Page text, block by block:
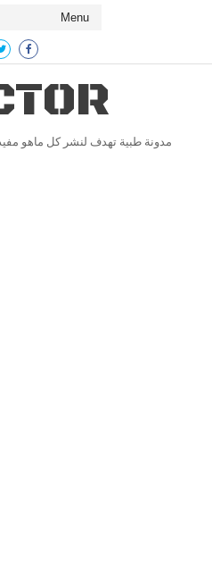
مدونة طبية تهدف لنشر كل ماهو